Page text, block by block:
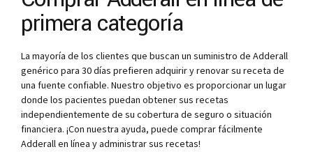
primera categoría
La mayoría de los clientes que buscan un suministro de Adderall
genérico para 30 días prefieren adquirir y renovar su receta de
una fuente confiable. Nuestro objetivo es proporcionar un lugar
donde los pacientes puedan obtener sus recetas
independientemente de su cobertura de seguro o situación
financiera. ¡Con nuestra ayuda, puede comprar fácilmente
Adderall en línea y administrar sus recetas!